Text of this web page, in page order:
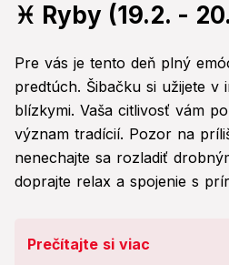
♓ Ryby (19.2. -
Pre vás je tento deň plný
predtúch. Šibačku si užijete v
blízkymi. Vaša citlivosť vám
význam tradícií. Pozor na
nenechajte sa rozladiť
doprajte relax a spojenie s
Prečítajte si viac